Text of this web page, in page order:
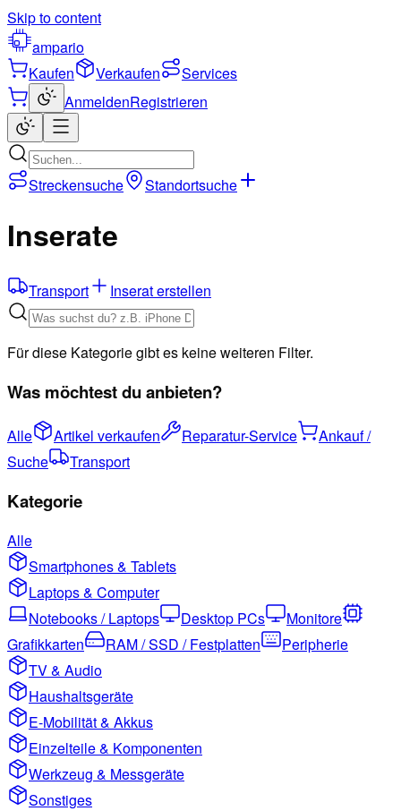
Skip to content
ampario
Kaufen
Verkaufen
Services
AnmeldenRegistrieren
Streckensuche Standortsuche
Inserate
Transport Inserat erstellen
Für diese Kategorie gibt es keine weiteren Filter.
Was möchtest du anbieten?
Alle Artikel verkaufen Reparatur-Service
Ankauf /
Suche
Transport
Kategorie
Alle
Smartphones & Tablets
Laptops & Computer
Notebooks / Laptops
Desktop PCs
Monitore
Grafikkarten
RAM / SSD / Festplatten
Peripherie
TV & Audio
Haushaltsgeräte
E-Mobilität & Akkus
Einzelteile & Komponenten
Werkzeug & Messgeräte
Sonstiges